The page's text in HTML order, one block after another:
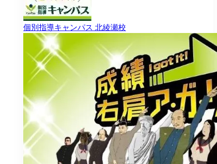
個別指導キャンパス 北綾瀬校